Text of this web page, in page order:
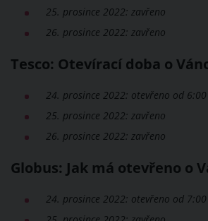
25. prosince 2022: zavřeno
26. prosince 2022: zavřeno
Tesco: Otevírací doba o
24. prosince 2022: otevřeno od
25. prosince 2022: zavřeno
26. prosince 2022: zavřeno
Globus: Jak má otevřeno o
24. prosince 2022: otevřeno od